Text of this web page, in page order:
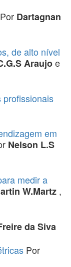
Por Dartagnan
de alto nível
Araujoe
profissionais
em
Nelson L.S
medir a
W.Martz ,
da Siva
Por